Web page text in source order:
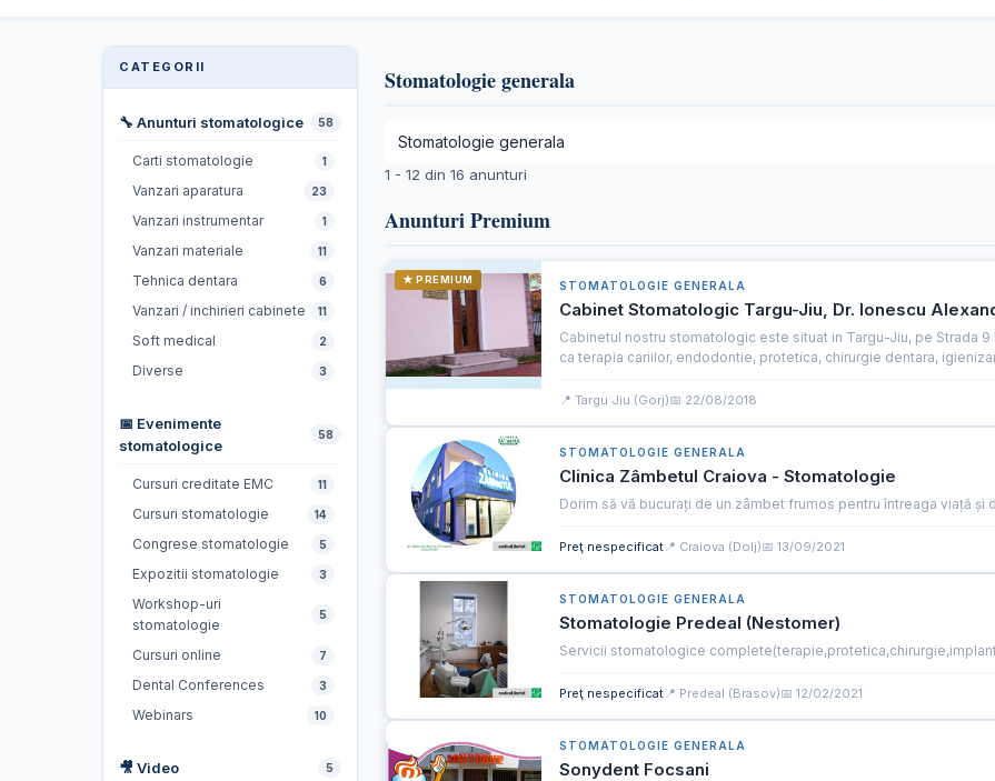
CATEGORII
🔧 Anunturi stomatologice 58
Carti stomatologie 1
Vanzari aparatura 23
Vanzari instrumentar 1
Vanzari materiale 11
Tehnica dentara 6
Vanzari / inchirieri cabinete 11
Soft medical 2
Diverse 3
📅 Evenimente
stomatologice
58
Cursuri creditate EMC 11
Cursuri stomatologie 14
Congrese stomatologie 5
Expozitii stomatologie 3
Workshop-uri
stomatologie
5
Cursuri online 7
Dental Conferences 3
Webinars 10
🎥 Video 5
Stomatologie generala
1 - 12 din 16 anunturi
Anunturi Premium
★ PREMIUM STOMATOLOGIE GENERALA
Cabinet Stomatologic Targu-Jiu, Dr. Ionescu
Cabinetul nostru stomatologic este situat in Targu-Jiu, pe Strada
ca terapia cariilor, endodontie, protetica, chirurgie dentara,
📍 Targu Jiu (Gorj)📅 22/08/2018
STOMATOLOGIE GENERALA
Clinica Zâmbetul Craiova - Stomatologie
Dorim să vă bucurați de un zâmbet frumos pentru întreaga viață
Preţ nespecificat📍 Craiova (Dolj)📅 13/09/2021
STOMATOLOGIE GENERALA
Stomatologie Predeal (Nestomer)
Servicii stomatologice
Preţ nespecificat📍 Predeal (Brasov)📅 12/02/2021
STOMATOLOGIE GENERALA
Sonydent Focsani